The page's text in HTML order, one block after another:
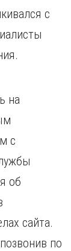
с
на
с
об
сайта.
по